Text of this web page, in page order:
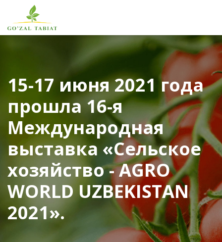
15-17 июня 2021 года
прошла 16-я
Международная
выставка «Сельское
хозяйство - AGRO
WORLD UZBEKISTAN
2021».